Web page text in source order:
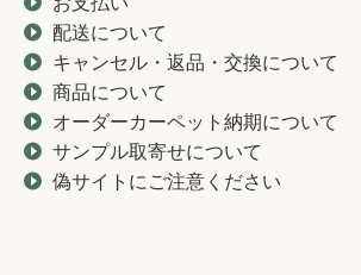
配送について
キャンセル・返品・交換について
商品について
オーダーカーペット納期について
サンプル取寄せについて
偽サイトにご注意ください